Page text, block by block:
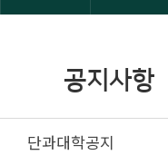
공지사항
단과대학공지